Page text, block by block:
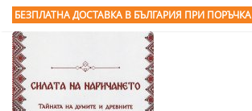
БЕЗПЛАТНА ДОСТАВКА В БЪЛГАРИЯ ПРИ ПОРЪЧКА